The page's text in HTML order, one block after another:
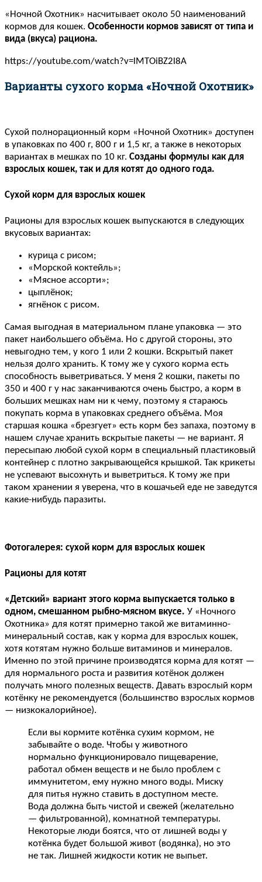
«Ночной Охотник» насчитывает около 50 наименований
кормов для кошек. Особенности кормов зависят от типа и
вида (вкуса) рациона.
https://youtube.com/watch?v=lMTOiBZ2l8A
Варианты сухого корма «Ночной Охотник»
Сухой полнорационный корм «Ночной Охотник» доступен
в упаковках по 400 г, 800 г и 1,5 кг, а также в некоторых
вариантах в мешках по 10 кг. Созданы формулы как для
взрослых кошек, так и для котят до одного года.
Сухой корм для взрослых кошек
Рационы для взрослых кошек выпускаются в следующих
вкусовых вариантах:
курица с рисом;
«Морской коктейль»;
«Мясное ассорти»;
цыплёнок;
ягнёнок с рисом.
Самая выгодная в материальном плане упаковка — это
пакет наибольшего объёма. Но с другой стороны, это
невыгодно тем, у кого 1 или 2 кошки. Вскрытый пакет
нельзя долго хранить. К тому же у сухого корма есть
способность выветриваться. У меня 2 кошки, пакеты по
350 и 400 г у нас заканчиваются очень быстро, а корм в
больших мешках нам ни к чему, поэтому я стараюсь
покупать корма в упаковках среднего объёма. Моя
старшая кошка «брезгует» есть корм без запаха, поэтому в
нашем случае хранить вскрытые пакеты — не вариант. Я
пересыпаю любой сухой корм в специальный пластиковый
контейнер с плотно закрывающейся крышкой. Так крикеты
не успевают высохнуть и выветриться. К тому же при
таком хранении я уверена, что в кошачьей еде не заведутся
какие-нибудь паразиты.
Фотогалерея: сухой корм для взрослых кошек
Рационы для котят
«Детский» вариант этого корма выпускается только в
одном, смешанном рыбно-мясном вкусе. У «Ночного
Охотника» для котят примерно такой же витаминно-
минеральный состав, как у корма для взрослых кошек,
хотя котятам нужно больше витаминов и минералов.
Именно по этой причине производятся корма для котят —
для нормального роста и развития котёнок должен
получать много полезных веществ. Давать взрослый корм
котёнку не рекомендуется (большинство взрослых кормов
— низкокалорийное).
Если вы кормите котёнка сухим кормом, не
забывайте о воде. Чтобы у животного
нормально функционировало пищеварение,
работал обмен веществ и не было проблем с
иммунитетом, ему нужно много воды. Миску
для питья нужно ставить в доступном месте.
Вода должна быть чистой и свежей (желательно
— фильтрованной), комнатной температуры.
Некоторые люди боятся, что от лишней воды у
котёнка будет большой живот (водянка), но это
не так. Лишней жидкости котик не выпьет.